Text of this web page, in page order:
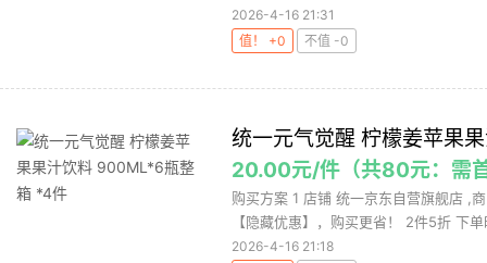
2026-4-16 21:31
值！ +0
不值 -0
统一元气觉醒 柠檬姜苹果
20.00元/件（共80元：需
购买方案 1 店铺 统一京东自营旗舰店 ,
【隐藏优惠】，购买更省！ 2件5折 下
2026-4-16 21:18